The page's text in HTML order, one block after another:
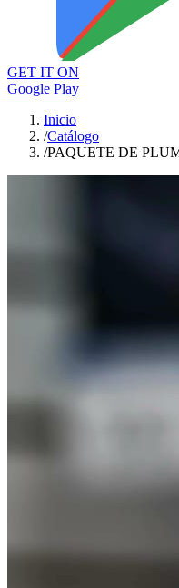
GET IT ON
Google Play
Inicio
/Catálogo
/PAQUETE DE